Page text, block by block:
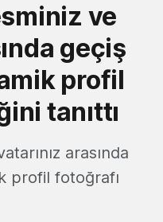
ve
geçiş
profil
tanıttı
arasında
profil fotoğrafı